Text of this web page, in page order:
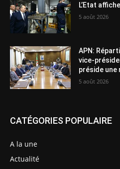
L’Etat
5 août 2026
APN:
vice-
préside une
5 août 2026
CATÉGORIES POPULAIRE
A la une
Actualité